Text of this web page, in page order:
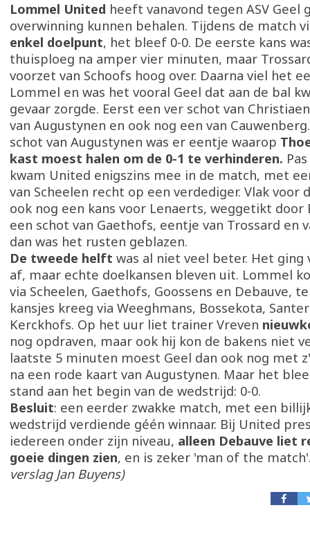
Lommel United heeft vanavond tegen ASV Geel
overwinning kunnen behalen. Tijdens de match
enkel doelpunt, het bleef 0-0. De eerste kans
thuisploeg na amper vier minuten, maar
voorzet van Schoofs hoog over. Daarna viel het
Lommel en was het vooral Geel dat aan de bal
gevaar zorgde. Eerst een ver schot van
van Augustynen en ook nog een van
schot van Augustynen was er eentje waarop
kast moest halen om de 0-1 te verhinderen.
kwam United enigszins mee in de match, met
van Scheelen recht op een verdediger. Vlak voor
ook nog een kans voor Lenaerts, weggetikt door
een schot van Gaethofs, eentje van Trossard en
dan was het rusten geblazen.
De tweede helft was al niet veel beter. Het ging
af, maar echte doelkansen bleven uit. Lommel
via Scheelen, Gaethofs, Goossens en Debauve,
kansjes kreeg via Weeghmans, Bossekota,
Kerckhofs. Op het uur liet trainer Vreven
nog opdraven, maar ook hij kon de bakens niet
laatste 5 minuten moest Geel dan ook nog met
na een rode kaart van Augustynen. Maar het
stand aan het begin van de wedstrijd: 0-0.
Besluit: een eerder zwakke match, met een
wedstrijd verdiende géén winnaar. Bij United
iedereen onder zijn niveau, alleen Debauve liet
goeie dingen zien, en is zeker 'man of the
verslag Jan Buyens)